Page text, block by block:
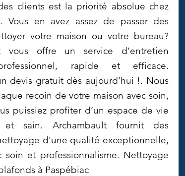
clients est la priorité absolue chez
Vous en avez assez de passer des
votre maison ou votre bureau?
vous offre un service d'entretien
rapide et efficace.
devis gratuit dès aujourd’hui !. Nous
recoin de votre maison avec soin,
puissiez profiter d’un espace de vie
et sain. Archambault fournit des
d'une qualité exceptionnelle,
soin et professionnalisme. Nettoyage
à Paspébiac